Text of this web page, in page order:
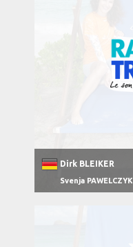
Dirk BLEIKER
Svenja PAWELCZYK